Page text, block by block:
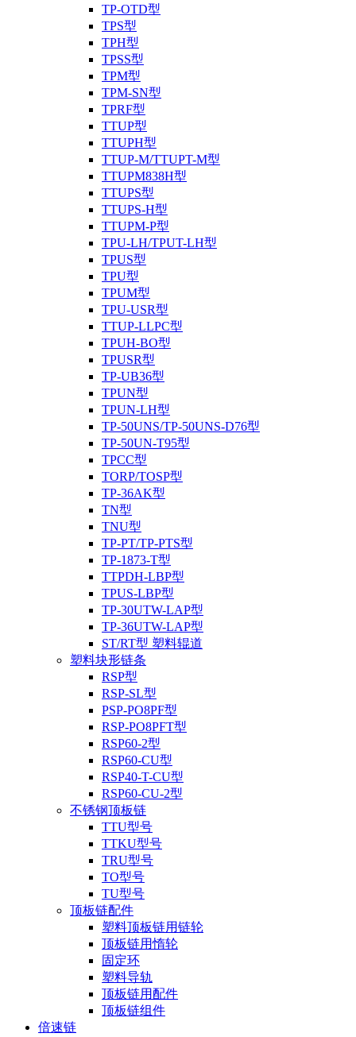
TP-OTD型
TPS型
TPH型
TPSS型
TPM型
TPM-SN型
TPRF型
TTUP型
TTUPH型
TTUP-M/TTUPT-M型
TTUPM838H型
TTUPS型
TTUPS-H型
TTUPM-P型
TPU-LH/TPUT-LH型
TPUS型
TPU型
TPUM型
TPU-USR型
TTUP-LLPC型
TPUH-BO型
TPUSR型
TP-UB36型
TPUN型
TPUN-LH型
TP-50UNS/TP-50UNS-D76型
TP-50UN-T95型
TPCC型
TORP/TOSP型
TP-36AK型
TN型
TNU型
TP-PT/TP-PTS型
TP-1873-T型
TTPDH-LBP型
TPUS-LBP型
TP-30UTW-LAP型
TP-36UTW-LAP型
ST/RT型 塑料辊道
塑料块形链条
RSP型
RSP-SL型
PSP-PO8PF型
RSP-PO8PFT型
RSP60-2型
RSP60-CU型
RSP40-T-CU型
RSP60-CU-2型
不锈钢顶板链
TTU型号
TTKU型号
TRU型号
TO型号
TU型号
顶板链配件
塑料顶板链用链轮
顶板链用惰轮
固定环
塑料导轨
顶板链用配件
顶板链组件
倍速链